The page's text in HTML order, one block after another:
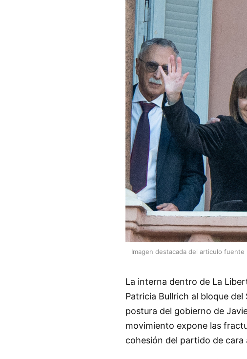
Imagen destacada del articulo fuente
La interna dentro de La
Patricia Bullrich al bloque
postura del gobierno de
movimiento expone las
cohesión del partido de